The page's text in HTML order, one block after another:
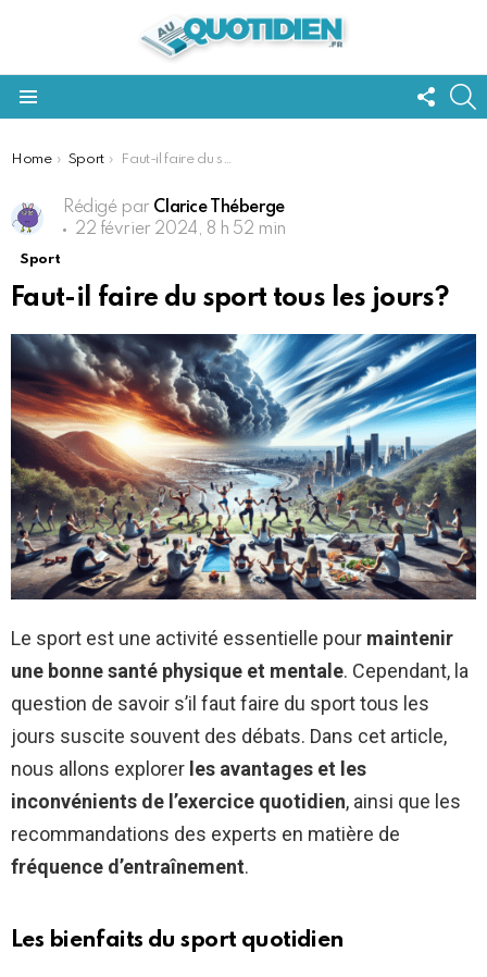
US
You are here:
Home Sport Faut-il faire du sport tous les jours?
Rédigé par Clarice Théberge
22 février 2024, 8 h 52 min
Sport
Faut-il faire du sport tous les jours?
Le sport est une activité essentielle pour maintenir
une bonne santé physique et mentale. Cependant, la
question de savoir s’il faut faire du sport tous les
jours suscite souvent des débats. Dans cet article,
nous allons explorer les avantages et les
inconvénients de l’exercice quotidien, ainsi que les
recommandations des experts en matière de
fréquence d’entraînement.
Les bienfaits du sport quotidien